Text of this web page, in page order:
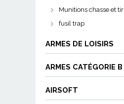
Munitions chasse et tir
fusil trap
ARMES DE LOISIRS
ARMES CATÉGORIE B
AIRSOFT